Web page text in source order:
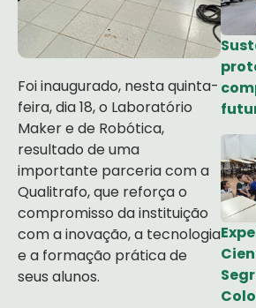
Foi inaugurado, nesta quinta-
feira, dia 18, o Laboratório
Maker e de Robótica,
resultado de uma
importante parceria com a
Qualitrafo, que reforça o
compromisso da instituição
com a inovação, a tecnologia
e a formação prática de
seus alunos.